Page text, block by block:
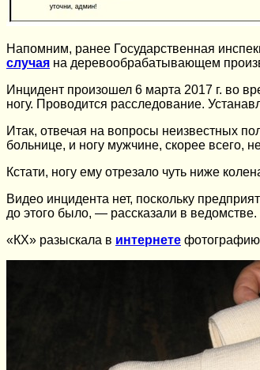
Напомним, ранее Государственная
случая на деревообрабатывающем
Инцидент произошел 6 марта 2017 г. во
ногу. Проводится расследование.
Итак, отвечая на вопросы неизвестных
больнице, и ногу мужчине, скорее всего,
Кстати, ногу ему отрезало чуть ниже
Видео инцидента нет, поскольку
до этого было, — рассказали в ведомстве.
«КХ» разыскала в интернете фотографию